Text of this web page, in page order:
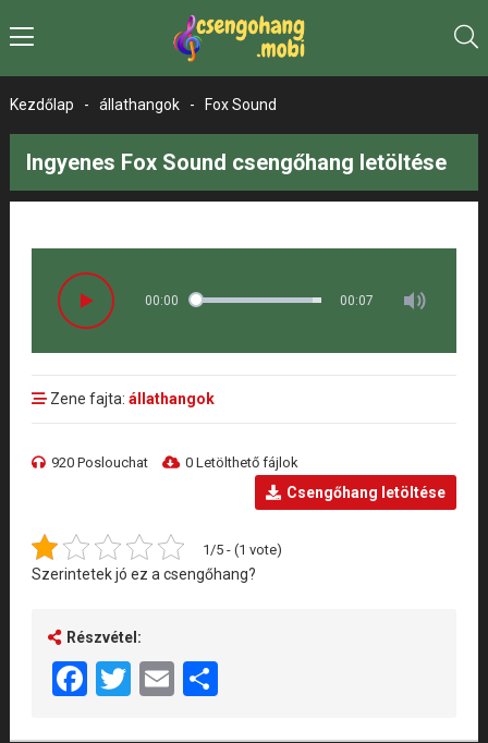
Kezdőlap - állathangok - Fox Sound
Ingyenes Fox Sound csengőhang letöltése
00:00 00:07
Zene fajta: állathangok
920 Poslouchat 0 Letölthető fájlok
Csengőhang letöltése
1/5 - (1 vote)
Szerintetek jó ez a csengőhang?
Részvétel:
Facebook
Twitter
EmailShare